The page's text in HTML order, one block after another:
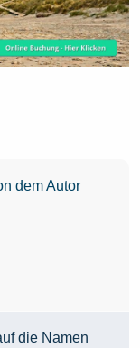
dem Autor
die Namen